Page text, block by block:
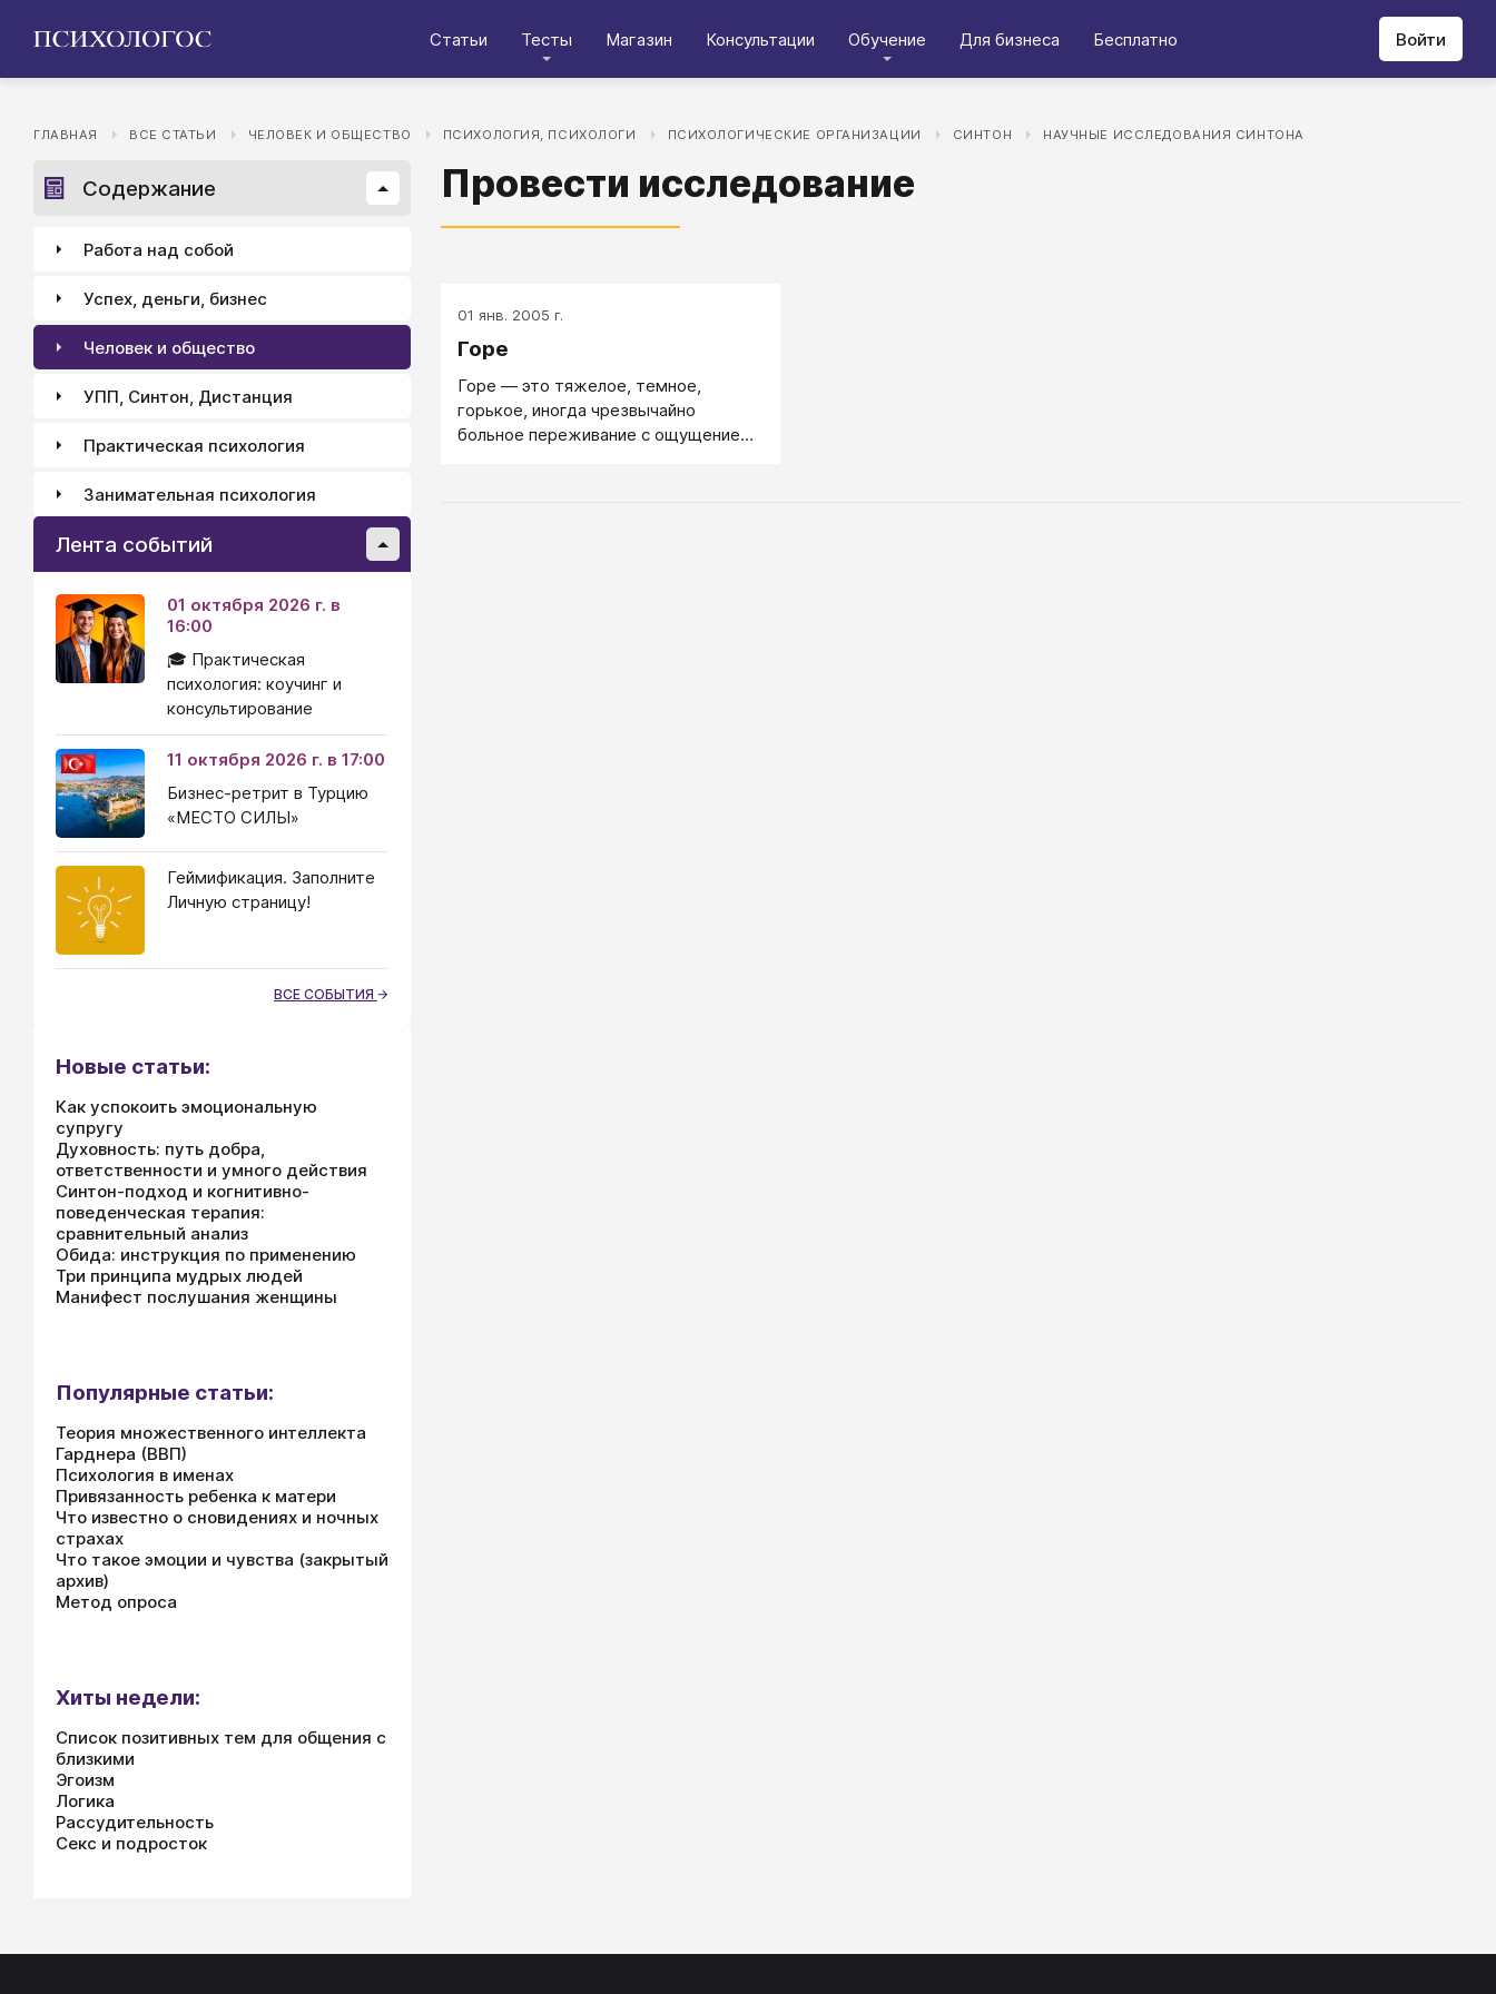
Статьи Тесты Магазин Консультации Обучение Для бизнеса Бесплатно Войти
ГЛАВНАЯ ВСЕ СТАТЬИ ЧЕЛОВЕК И ОБЩЕСТВО ПСИХОЛОГИЯ, ПСИХОЛОГИ ПСИХОЛОГИЧЕСКИЕ ОРГАНИЗАЦИИ СИНТОН НАУЧНЫЕ ИССЛЕДОВАНИЯ СИНТОНА
Провести исследование
01 янв. 2005 г.
Горе
Горе — это тяжелое, темное,
горькое, иногда чрезвычайно
больное переживание с ощущением
Содержание
Работа над собой
Успех, деньги, бизнес
Человек и общество
УПП, Синтон, Дистанция
Практическая психология
Занимательная психология
Лента событий
01 октября 2026 г. в
16:00
🎓 Практическая
психология: коучинг и
консультирование
11 октября 2026 г. в 17:00
Бизнес-ретрит в Турцию
«МЕСТО СИЛЫ»
Геймификация. Заполните
Личную страницу!
ВСЕ СОБЫТИЯ
Новые статьи:
Как успокоить эмоциональную
супругу
Духовность: путь добра,
ответственности и умного действия
Синтон-подход и когнитивно-
поведенческая терапия:
сравнительный анализ
Обида: инструкция по применению
Три принципа мудрых людей
Манифест послушания женщины
Популярные статьи:
Теория множественного интеллекта
Гарднера (ВВП)
Психология в именах
Привязанность ребенка к матери
Что известно о сновидениях и ночных
страхах
Что такое эмоции и чувства (закрытый
архив)
Метод опроса
Хиты недели:
Список позитивных тем для общения с
близкими
Эгоизм
Логика
Рассудительность
Секс и подросток